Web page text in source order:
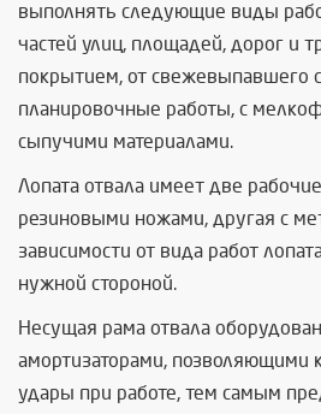
выполнять следующие виды
частей улиц, площадей, дорог и
покрытием, от свежевыпавшего
планировочные работы, с
сыпучими материалами.
Лопата отвала имеет две
резиновыми ножами, другая с
зависимости от вида работ
нужной стороной.
Несущая рама отвала
амортизаторами, позволяющими
удары при работе, тем самым